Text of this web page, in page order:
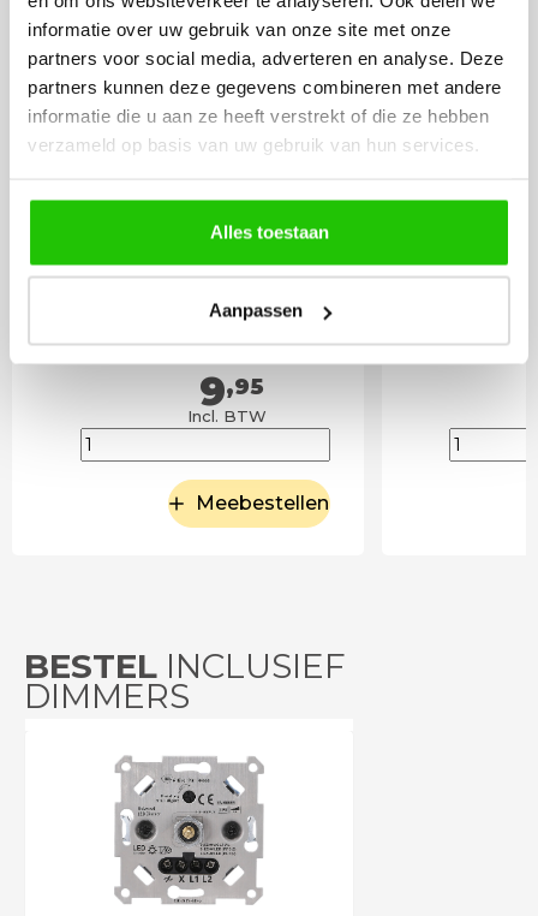
informatie over uw gebruik van onze site met onze
partners voor social media, adverteren en analyse. Deze
partners kunnen deze gegevens combineren met andere
informatie die u aan ze heeft verstrekt of die ze hebben
verzameld op basis van uw gebruik van hun services.
Alles toestaan
Aanpassen
LED lamp 3 watt GU10
spot Extra warm
9,95
Incl. BTW
Meebestellen
LED lamp
spot
BESTEL INCLUSIEF
DIMMERS